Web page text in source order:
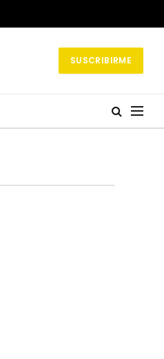
SUSCRIBIRME